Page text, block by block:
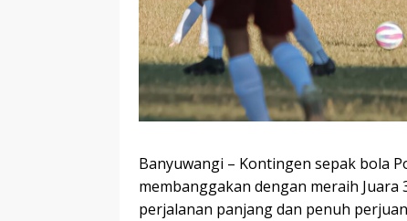
Banyuwangi – Kontingen sepak bola
membanggakan dengan meraih Juara
perjalanan panjang dan penuh